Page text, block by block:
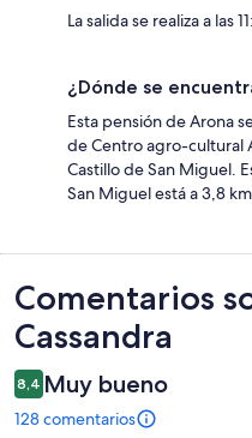
La salida se realiza a las
¿Dónde se
Esta pensión de Arona
de Centro agro-cultural
Castillo de San Miguel.
San Miguel está a 3,8
Comentarios
Comentarios
Cassandra
8,4 Muy bueno
128 comentarios